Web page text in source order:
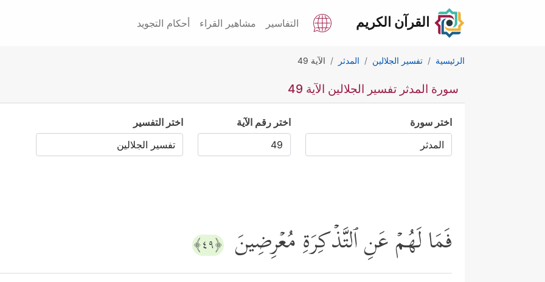
القرآن الكريم التفاسير مشاهير القراء أحكام التجويد
الرئيسية تفسير الجلالين المدثر الآية 49
سورة المدثر تفسير الجلالين الآية 49
اختر سورة اختر رقم الآية اختر التفسير
فَمَا لَهُمۡ عَنِ ٱلتَّذۡكِرَةِ مُعۡرِضِینَ ﴿٤٩﴾